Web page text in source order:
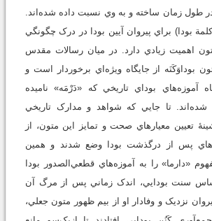
طول زمان ساخته و به وي نسبت داده شده‌اند.
بودا) براي پيروان آيين بودا در درک چگونگي
اهميت زيادي دارد. در ميان رسالات مقدس
بوداوَکَنَه از جايگاه ويژه‌اي برخوردار است و
آموزه‌هاي بوداي تاريخي که «دَرْمَه» ناميده
تا جايي که شواهد و مدارک تاريخي
تعيين معيارهاي صحت و تمايز اين متون، از
پس از درگذشت بودا وضع شدند و همين
«دارما» را به آموزه‌هاي قطعي‌الصدور بودا
سنت بودايي، اندک زماني پس از مرگ آن
نزديک و وفادار او از بيم ظهور متون جعلي،